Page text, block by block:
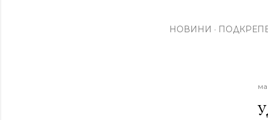
НОВИНИ